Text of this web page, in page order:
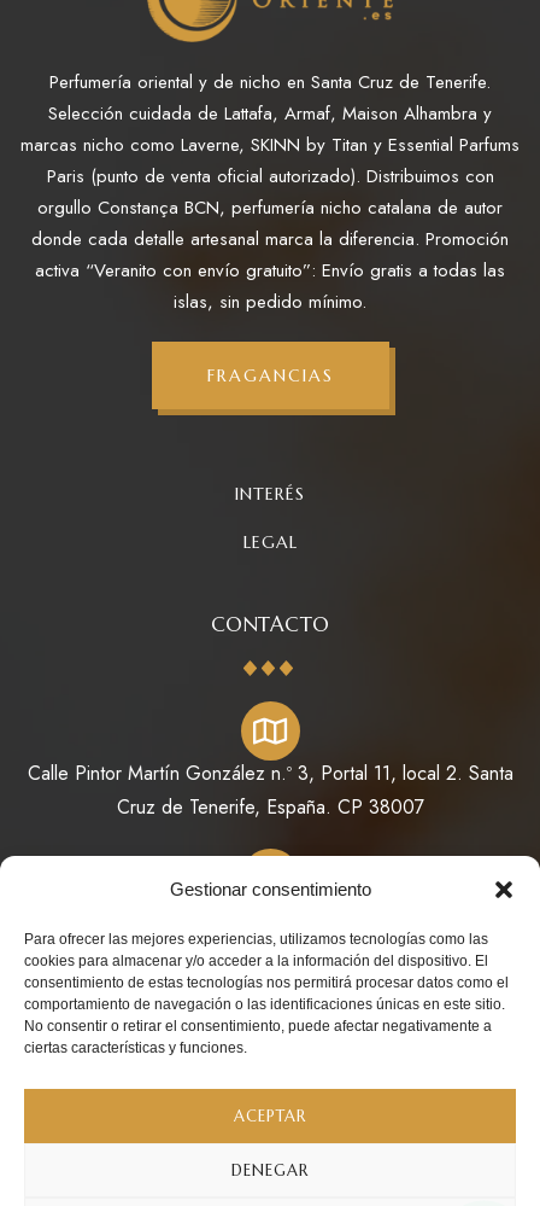
Gestionar consentimiento
Para ofrecer las mejores experiencias, utilizamos tecnologías como las
cookies para almacenar y/o acceder a la información del dispositivo. El
consentimiento de estas tecnologías nos permitirá procesar datos como el
comportamiento de navegación o las identificaciones únicas en este sitio.
No consentir o retirar el consentimiento, puede afectar negativamente a
ciertas características y funciones.
ACEPTAR
DENEGAR
Perfumería oriental y de nicho en Santa Cruz de Tenerife.
Selección cuidada de Lattafa, Armaf, Maison Alhambra y
marcas nicho como Laverne, SKINN by Titan y Essential Parfums
Paris (punto de venta oficial autorizado). Distribuimos con
orgullo Constança BCN, perfumería nicho catalana de autor
donde cada detalle artesanal marca la diferencia. Promoción
activa “Veranito con envío gratuito”: Envío gratis a todas las
islas, sin pedido mínimo.
FRAGANCIAS
INTERÉS
LEGAL
CONTACTO
Calle Pintor Martín González n.º 3, Portal 11, local 2. Santa
Cruz de Tenerife, España. CP 38007
info@perfumesdeoriente.es